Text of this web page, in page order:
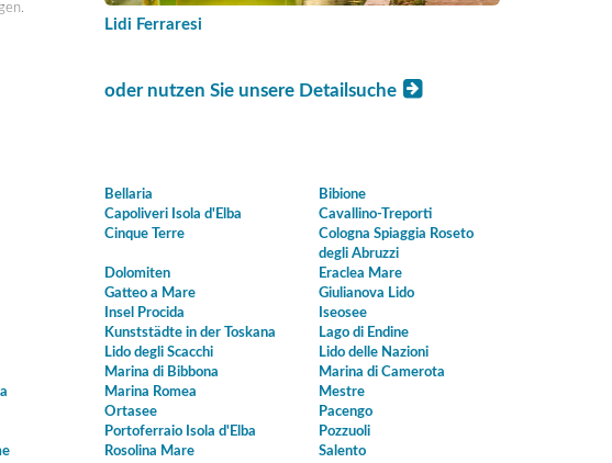
Lidi Ferraresi
oder nutzen Sie unsere Detailsuche
Bellaria
Bibione
Capoliveri Isola d'Elba
Cavallino-Treporti
Cinque Terre
Cologna Spiaggia Roseto
degli Abruzzi
Dolomiten
Eraclea Mare
Gatteo a Mare
Giulianova Lido
Insel Procida
Iseosee
Kunststädte in der Toskana
Lago di Endine
Lido degli Scacchi
Lido delle Nazioni
Marina di Bibbona
Marina di Camerota
Marina Romea
Mestre
Ortasee
Pacengo
Portoferraio Isola d'Elba
Pozzuoli
Rosolina Mare
Salento